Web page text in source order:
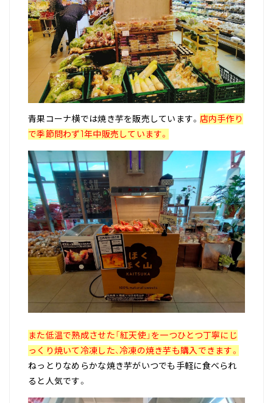
青果コーナ横では焼き芋を販売しています。 店内手作り
で季節問わず1年中販売しています。
また低温で熟成させた「紅天使」を一つひとつ丁寧にじ
っくり焼いて冷凍した、冷凍の焼き芋も購入できます。
ねっとりなめらかな焼き芋がいつでも手軽に食べられ
ると人気です。